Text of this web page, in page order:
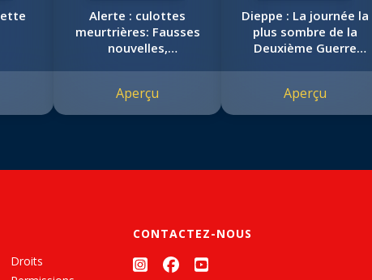
Alerte : culottes
meurtrières: Fausses
nouvelles,
Aperçu
Dieppe : La journée la
plus sombre de la
Deuxième Guerre
Aperçu
Droits
CONTACTEZ-NOUS